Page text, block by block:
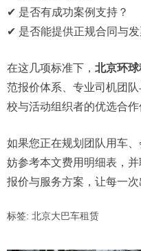
✔ 是否有成功案例支持？
✔ 是否能提供正规合同与发
在这几项标准下， 北京环球
范报价体系、专业司机团
校与活动组织者的优选合作
如果您正在规划团队用车
妨参考本文费用明细表，
报价与服务方案，让每一
标签: 北京大巴车租赁